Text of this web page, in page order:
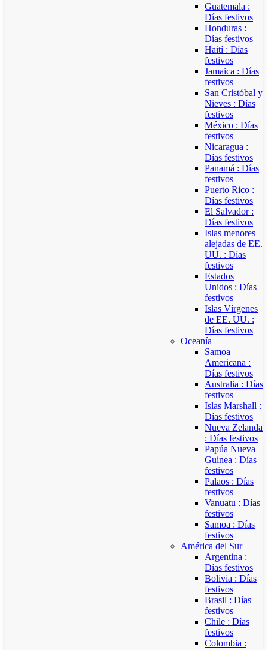
Guatemala :
Días festivos
Honduras :
Días festivos
Haití : Días
festivos
Jamaica : Días
festivos
San Cristóbal y
Nieves : Días
festivos
México : Días
festivos
Nicaragua :
Días festivos
Panamá : Días
festivos
Puerto Rico :
Días festivos
El Salvador :
Días festivos
Islas menores
alejadas de EE.
UU. : Días
festivos
Estados
Unidos : Días
festivos
Islas Vírgenes
de EE. UU. :
Días festivos
Oceanía
Samoa
Americana :
Días festivos
Australia : Días
festivos
Islas Marshall :
Días festivos
Nueva Zelanda
: Días festivos
Papúa Nueva
Guinea : Días
festivos
Palaos : Días
festivos
Vanuatu : Días
festivos
Samoa : Días
festivos
América del Sur
Argentina :
Días festivos
Bolivia : Días
festivos
Brasil : Días
festivos
Chile : Días
festivos
Colombia :